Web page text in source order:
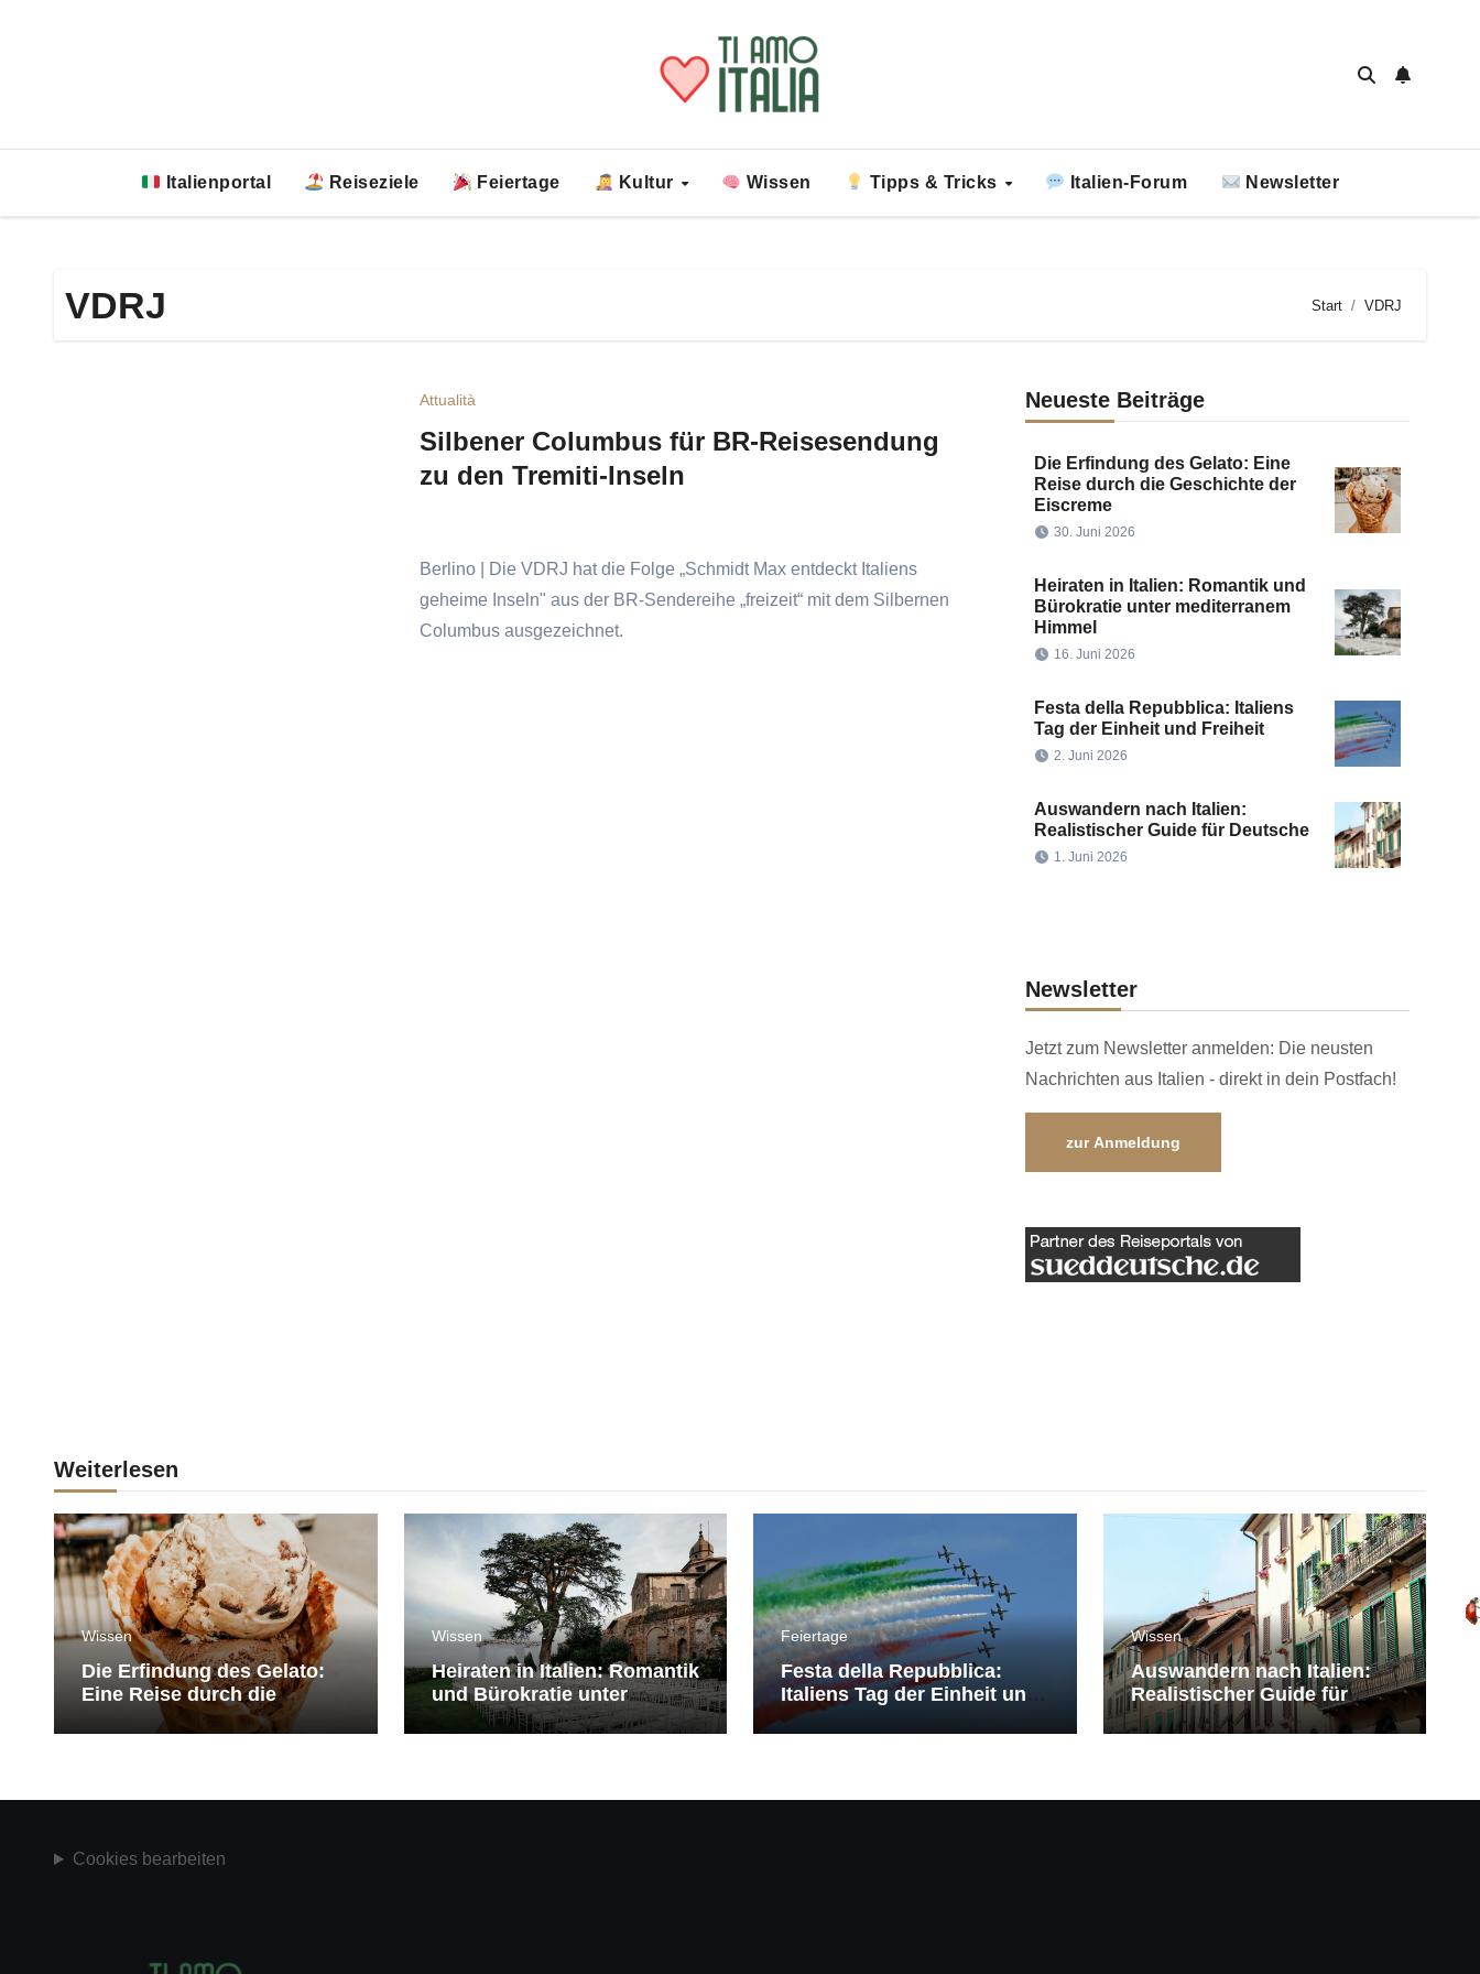
Italienportal Reiseziele Feiertage Kultur Wissen Tipps & Tricks Italien-Forum Newsletter
VDRJ Start VDRJ
Attualità
Silbener Columbus für BR-Reisesendung
zu den Tremiti-Inseln
Berlino | Die VDRJ hat die Folge „Schmidt Max entdeckt Italiens
geheime Inseln" aus der BR-Sendereihe „freizeit“ mit dem Silbernen
Columbus ausgezeichnet.
Neueste Beiträge
Die Erfindung des Gelato: Eine
Reise durch die Geschichte der
Eiscreme
30. Juni 2026
Heiraten in Italien: Romantik und
Bürokratie unter mediterranem
Himmel
16. Juni 2026
Festa della Repubblica: Italiens
Tag der Einheit und Freiheit
2. Juni 2026
Auswandern nach Italien:
Realistischer Guide für Deutsche
1. Juni 2026
Newsletter
Jetzt zum Newsletter anmelden: Die neusten
Nachrichten aus Italien - direkt in dein Postfach!
zur Anmeldung
Weiterlesen
Wissen
Die Erfindung des Gelato:
Eine Reise durch die
Geschichte der Eiscreme
Wissen
Heiraten in Italien: Romantik
und Bürokratie unter
mediterranem Himmel
Feiertage
Festa della Repubblica:
Italiens Tag der Einheit und
Freiheit
Wissen
Auswandern nach Italien:
Realistischer Guide für
Deutsche
Cookies bearbeiten